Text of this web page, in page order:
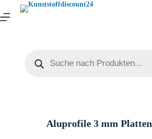
Aluprofile 3 mm Platten